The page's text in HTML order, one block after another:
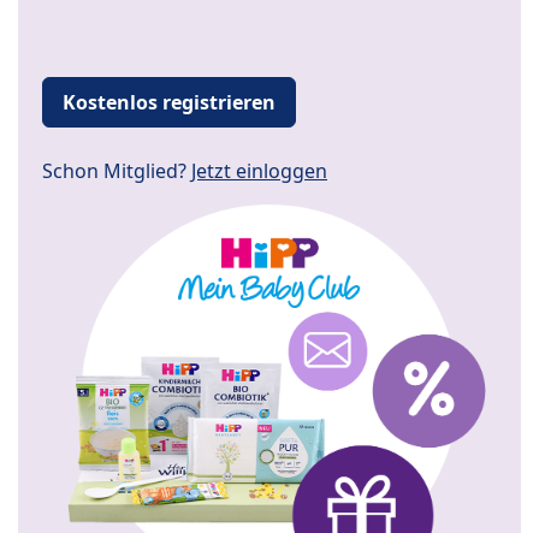
Kostenlos registrieren
Schon Mitglied? Jetzt einloggen